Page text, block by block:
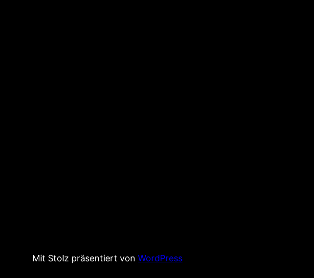
Mit Stolz präsentiert vonWordPress